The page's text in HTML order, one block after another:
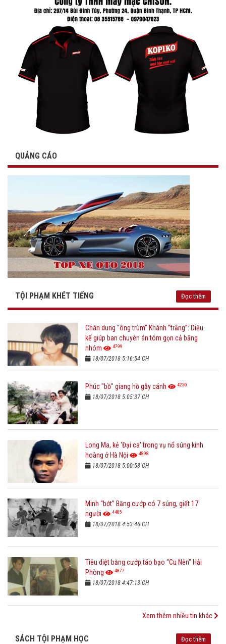
QUẢNG CÁO
TỘI PHẠM KHÉT TIẾNG Đọc thêm
Chân dung “ông trùm” Khánh “trắng”: Diệu
kế giúp ban chuyên án tóm gọn cả băng
nhóm
4799
18/07/2018 5:16:54 CH
Phúc "bồ" giang hồ gẫy cánh 4250
18/07/2018 5:05:37 CH
Long Ma, kẻ 'Đại ca' trong vụ nổ súng kinh
hoàng ở Hà Nội
4898
18/07/2018 5:00:58 CH
Minh “bớt” Băng cướp có 7 súng, giết 17
người
4485
18/07/2018 4:53:46 CH
Tiêu diệt băng cướp táo bạo “Cu Nên” Hải
Phòng
4877
18/07/2018 4:47:13 CH
Xem thêm nhiều tin khác
SÁCH TỘI PHẠM HỌC Đọc thêm